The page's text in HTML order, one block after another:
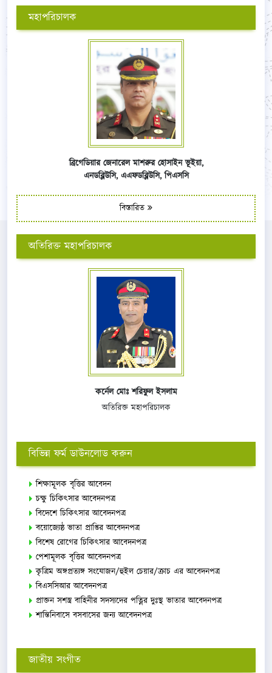
মহাপরিচালক
ব্রিগেডিয়ার জেনারেল মাশরুর হোসাইন ভূইয়া,
এনডব্লিউসি, এএফডব্লিউসি,পিএসসি
বিস্তারিত
অতিরিক্ত মহাপরিচালক
কর্নেল মোঃ শরিফুল ইসলাম
অতিরিক্ত মহাপরিচালক
বিভিন্ন ফর্ম ডাউনলোড করুন
শিক্ষামূলক বৃত্তির আবেদন
চক্ষু চিকিৎসার আবেদনপত্র
বিদেশে চিকিৎসার আবেদনপত্র
বয়োজ্যেষ্ঠ ভাতা প্রাপ্তির আবেদনপত্র
বিশেষ রোগের চিকিৎসার আবেদনপত্র
পেশামূলক বৃত্তির আবেদনপত্র
কৃত্রিম অঙ্গপ্রত্যঙ্গ সংযোজন/হুইল চেয়ার/ক্রাচ এর আবেদনপত্র
বিএসসিআর আবেদনপত্র
প্রাক্তন সশস্ত্র বাহিনীর সদস্যদের পত্নির দুঃস্থ ভাতার আবেদনপত্র
শান্তিনিবাসে বসবাসের জন্য আবেদনপত্র
জাতীয় সংগীত